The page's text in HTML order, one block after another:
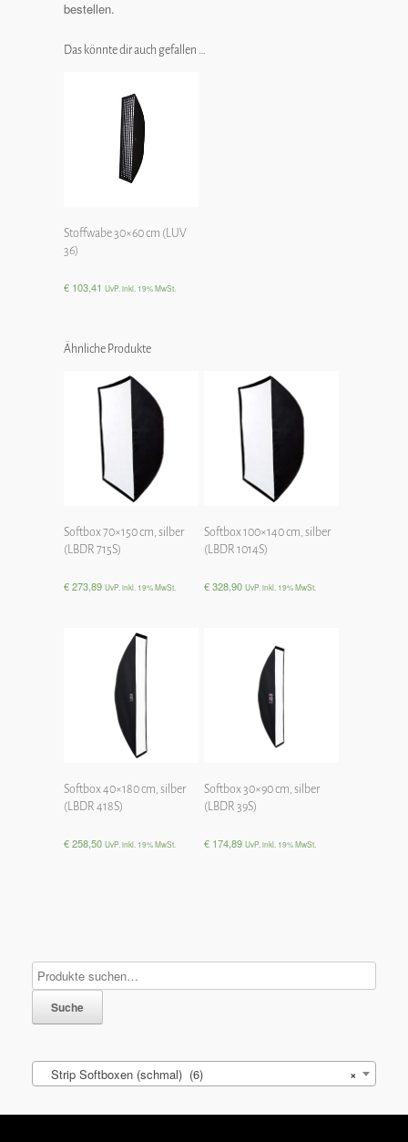
bestellen.
Das könnte dir auch gefallen …
Stoffwabe 30×60 cm (LUV
36)
€ 103,41 UvP. inkl. 19% MwSt.
Ähnliche Produkte
Softbox 70×150 cm, silber
(LBDR 715S)
€273,89 UvP. inkl. 19% MwSt.
Softbox 100×140 cm, silber
(LBDR 1014S)
€328,90 UvP. inkl. 19% MwSt.
Softbox 40×180 cm, silber
(LBDR 418S)
€258,50 UvP. inkl. 19% MwSt.
Softbox 30×90 cm, silber
(LBDR 39S)
€ 174,89 UvP. inkl. 19% MwSt.
Suche
×
Strip Softboxen (schmal) (6)